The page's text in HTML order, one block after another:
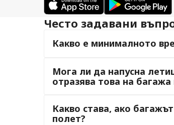
Често задавани
Какво е минималното
Мога ли да напусна
отразява това на багажа
Какво става, ако
полет?